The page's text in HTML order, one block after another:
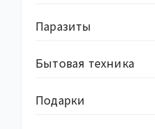
Паразиты
Бытовая техника
Подарки